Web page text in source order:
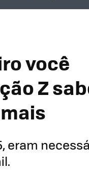
você
Z
eram